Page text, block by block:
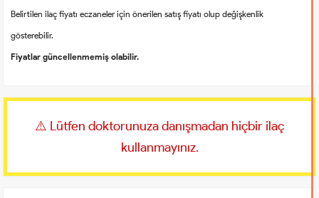
Belirtilen ilaç fiyatı eczaneler için önerilen satış fiyatı olup değişkenlik
gösterebilir.
Fiyatlar güncellenmemiş olabilir.
⚠️ Lütfen doktorunuza danışmadan hiçbir ilaç
kullanmayınız.